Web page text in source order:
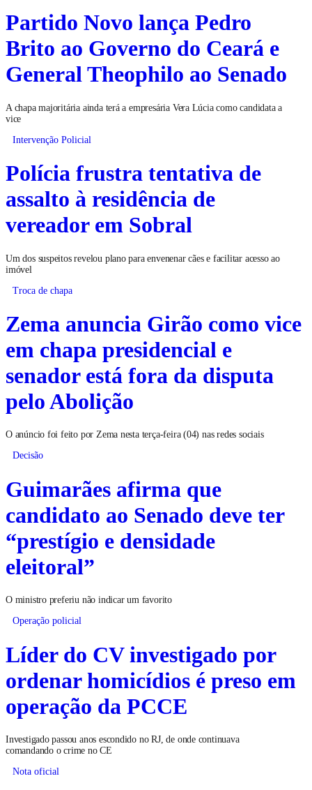
Partido Novo lança Pedro
Brito ao Governo do Ceará e
General Theophilo ao Senado
A chapa majoritária ainda terá a empresária Vera Lúcia como candidata a
vice
Intervenção Policial
Polícia frustra tentativa de
assalto à residência de
vereador em Sobral
Um dos suspeitos revelou plano para envenenar cães e facilitar acesso ao
imóvel
Troca de chapa
Zema anuncia Girão como vice
em chapa presidencial e
senador está fora da disputa
pelo Abolição
O anúncio foi feito por Zema nesta terça-feira (04) nas redes sociais
Decisão
Guimarães afirma que
candidato ao Senado deve ter
“prestígio e densidade
eleitoral”
O ministro preferiu não indicar um favorito
Operação policial
Líder do CV investigado por
ordenar homicídios é preso em
operação da PCCE
Investigado passou anos escondido no RJ, de onde continuava
comandando o crime no CE
Nota oficial